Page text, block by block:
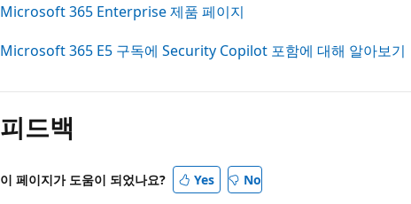
Microsoft 365 Enterprise 제품 페이지
Microsoft 365 E5 구독에 Security Copilot 포함에 대해 알아보기
피드백
이 페이지가 도움이 되었나요? Yes No